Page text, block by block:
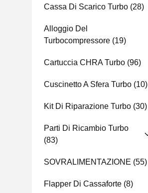
Cassa Di Scarico Turbo (28)
Alloggio Del
Turbocompressore (19)
Cartuccia CHRA Turbo (96)
Cuscinetto A Sfera Turbo (10)
Kit Di Riparazione Turbo (30)
Parti Di Ricambio Turbo
(83)
SOVRALIMENTAZIONE (55)
Flapper Di Cassaforte (8)